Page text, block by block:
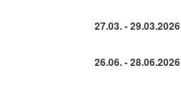
27.03. - 29.03.2026
26.06. - 28.06.2026